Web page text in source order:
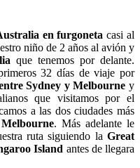
en furgoneta casi al
niño de 2 años al avión y
que tenemos por delante.
32 días de viaje por
Sydney y Melbourne y
que visitamos por el
a las dos ciudades más
. Más adelante le
ruta siguiendo la Great
Island antes de llegara